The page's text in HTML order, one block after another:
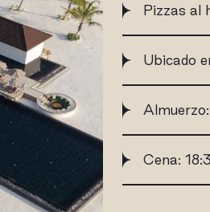
Pizzas al
Ubicado
Cena: